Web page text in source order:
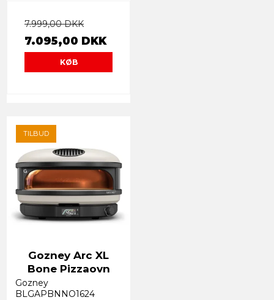
7.999,00 DKK
7.095,00 DKK
KØB
TILBUD
Gozney Arc XL
Bone Pizzaovn
Gozney
BLGAPBNNO1624